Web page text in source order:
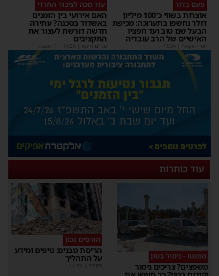
פעם בדור
אוצרות בשווי כ־100 מיליון
דולר נחשפו בתערוכה: מכיפת
הבעל שם טוב ועד חפציו
האישיים של הרב עובדיה
יוסי יחזקאלי 16:34
עוד מכה לציבור החרדי
האם אירועי בין הזמנים
באשדוד בסכנה? עתירה
חדשה דורשת לעצור את
התקציבים
מנחם דויטש
עוד כותרות
סמנטו - ניסור בטון
משפצים? צריכים ניסור
הורסים נכון
הריסת מבנים: טיפים ומידע
על התהליך
מקודם